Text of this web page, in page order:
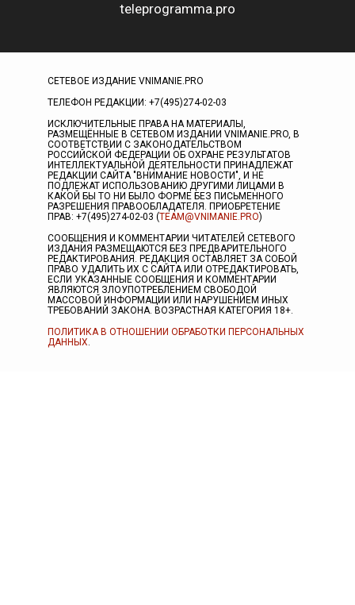
teleprogramma.pro
СЕТЕВОЕ ИЗДАНИЕ VNIMANIE.PRO
ТЕЛЕФОН РЕДАКЦИИ: +7(495)274-02-03
ИСКЛЮЧИТЕЛЬНЫЕ ПРАВА НА МАТЕРИАЛЫ,
РАЗМЕЩЁННЫЕ В СЕТЕВОМ ИЗДАНИИ VNIMANIE.PRO, В
СООТВЕТСТВИИ С ЗАКОНОДАТЕЛЬСТВОМ
РОССИЙСКОЙ ФЕДЕРАЦИИ ОБ ОХРАНЕ РЕЗУЛЬТАТОВ
ИНТЕЛЛЕКТУАЛЬНОЙ ДЕЯТЕЛЬНОСТИ ПРИНАДЛЕЖАТ
РЕДАКЦИИ САЙТА "ВНИМАНИЕ НОВОСТИ", И НЕ
ПОДЛЕЖАТ ИСПОЛЬЗОВАНИЮ ДРУГИМИ ЛИЦАМИ В
КАКОЙ БЫ ТО НИ БЫЛО ФОРМЕ БЕЗ ПИСЬМЕННОГО
РАЗРЕШЕНИЯ ПРАВООБЛАДАТЕЛЯ. ПРИОБРЕТЕНИЕ
ПРАВ: +7(495)274-02-03 (TEAM@VNIMANIE.PRO)
СООБЩЕНИЯ И КОММЕНТАРИИ ЧИТАТЕЛЕЙ СЕТЕВОГО
ИЗДАНИЯ РАЗМЕЩАЮТСЯ БЕЗ ПРЕДВАРИТЕЛЬНОГО
РЕДАКТИРОВАНИЯ. РЕДАКЦИЯ ОСТАВЛЯЕТ ЗА СОБОЙ
ПРАВО УДАЛИТЬ ИХ С САЙТА ИЛИ ОТРЕДАКТИРОВАТЬ,
ЕСЛИ УКАЗАННЫЕ СООБЩЕНИЯ И КОММЕНТАРИИ
ЯВЛЯЮТСЯ ЗЛОУПОТРЕБЛЕНИЕМ СВОБОДОЙ
МАССОВОЙ ИНФОРМАЦИИ ИЛИ НАРУШЕНИЕМ ИНЫХ
ТРЕБОВАНИЙ ЗАКОНА. ВОЗРАСТНАЯ КАТЕГОРИЯ 18+.
ПОЛИТИКА В ОТНОШЕНИИ ОБРАБОТКИ ПЕРСОНАЛЬНЫХ
ДАННЫХ.